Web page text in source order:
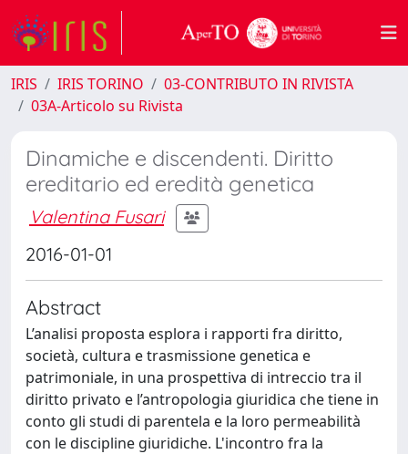
IRIS IRIS TORINO
03-CONTRIBUTO IN RIVISTA
03A-Articolo su Rivista
Dinamiche e discendenti. Diritto
ereditario ed eredità genetica
Valentina Fusari
2016-01-01
Abstract
L’analisi proposta esplora i rapporti fra diritto,
società, cultura e trasmissione genetica e
patrimoniale, in una prospettiva di intreccio tra il
diritto privato e l’antropologia giuridica che tiene in
conto gli studi di parentela e la loro permeabilità
con le discipline giuridiche. L'incontro fra la